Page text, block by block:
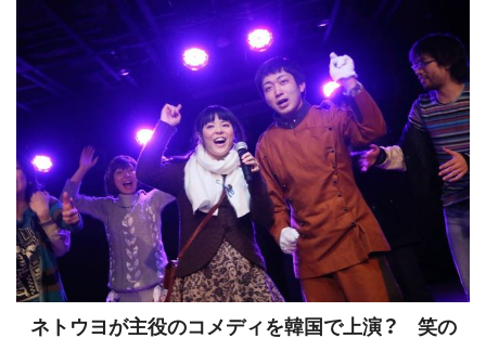
ネトウヨが主役のコメディを韓国で上演？ 笑の